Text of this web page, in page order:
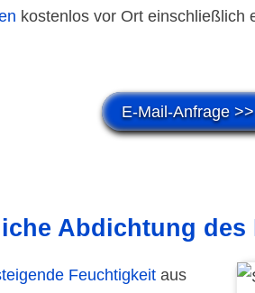
kostenlos vor Ort
E-Mail-Anfrage >>
Abdichtung des
Feuch­tig­keitaus